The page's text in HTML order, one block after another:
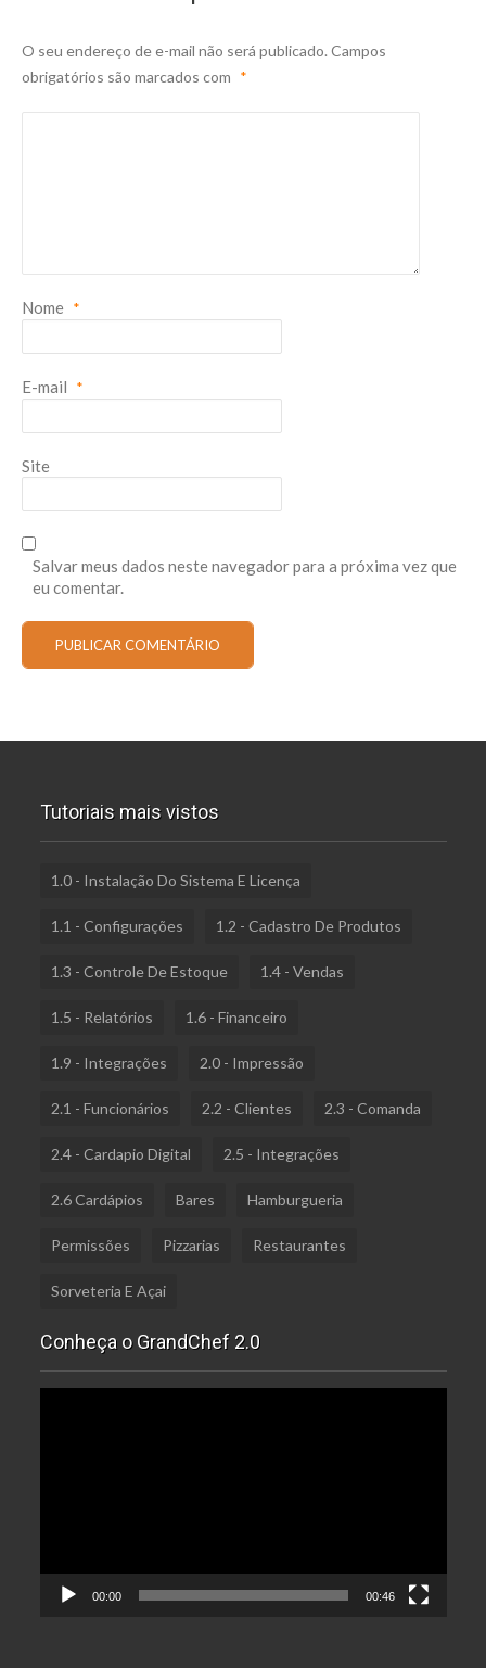
O seu endereço de e-mail não será publicado. Campos
obrigatórios são marcados com *
Nome *
E-mail *
Site
Salvar meus dados neste navegador para a próxima vez que
eu comentar.
Tutoriais mais vistos
1.0 - Instalação Do Sistema E Licença
1.1 - Configurações 1.2 - Cadastro De Produtos
1.3 - Controle De Estoque 1.4 - Vendas
1.5 - Relatórios 1.6 - Financeiro
1.9 - Integrações 2.0 - Impressão
2.1 - Funcionários 2.2 - Clientes 2.3 - Comanda
2.4 - Cardapio Digital 2.5 - Integrações
2.6 Cardápios Bares Hamburgueria
Permissões Pizzarias Restaurantes
Sorveteria E Açai
Conheça o GrandChef 2.0
00:00 00:46